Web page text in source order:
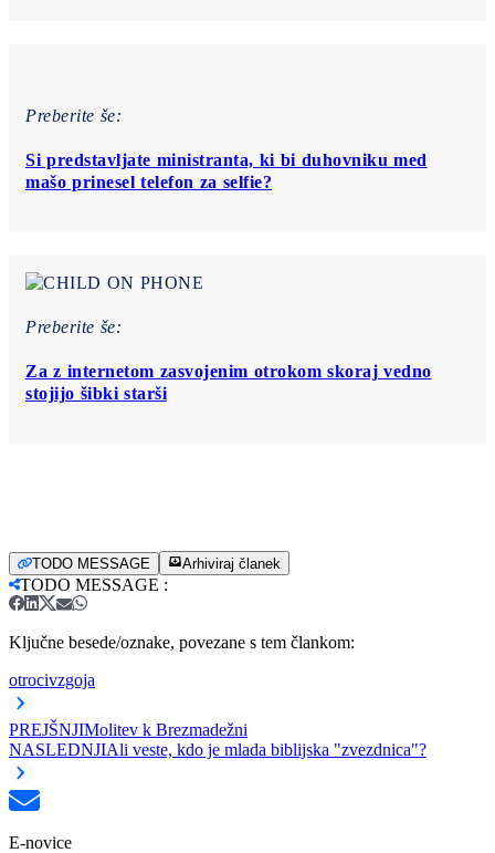
Preberite še:
Si predstavljate ministranta, ki bi duhovniku med
mašo prinesel telefon za selfie?
Preberite še:
Za z internetom zasvojenim otrokom skoraj vedno
stojijo šibki starši
TODO MESSAGE Arhiviraj članek
TODO MESSAGE :
Ključne besede/oznake, povezane s tem člankom:
otrocivzgoja
PREJŠNJIMolitev k Brezmadežni
NASLEDNJIAli veste, kdo je mlada biblijska "zvezdnica"?
E-novice